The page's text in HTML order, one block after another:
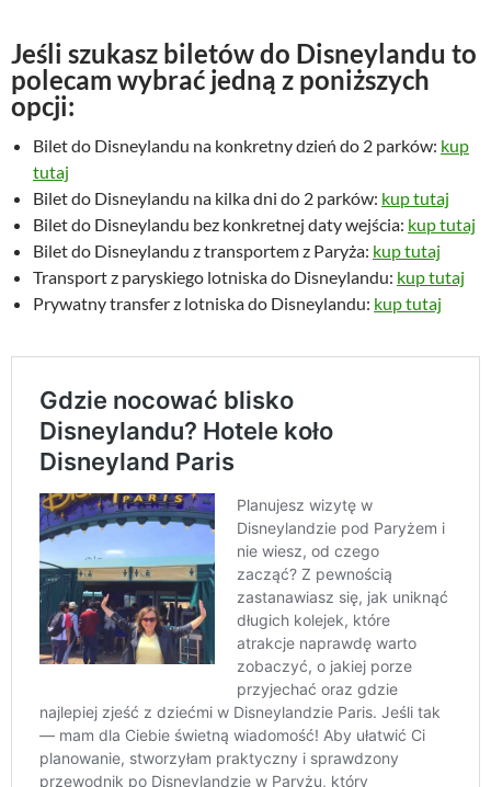
s
i
:
0
,
0
0
ł
i
:
,
0
z
ł
.
Jeśli szukasz biletów do Disneylandu to
polecam wybrać jedną z poniższych
opcji:
Bilet do Disneylandu na konkretny dzień do 2 parków: kup
tutaj
Bilet do Disneylandu na kilka dni do 2 parków: kup tutaj
Bilet do Disneylandu bez konkretnej daty wejścia: kup tutaj
Bilet do Disneylandu z transportem z Paryża: kup tutaj
Transport z paryskiego lotniska do Disneylandu: kup tutaj
Prywatny transfer z lotniska do Disneylandu: kup tutaj